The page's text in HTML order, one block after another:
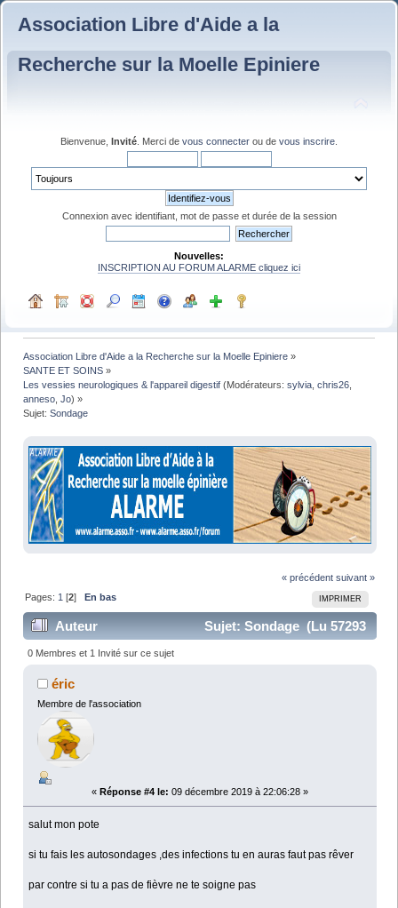
Association Libre d'Aide a la
Recherche sur la Moelle Epiniere
Bienvenue, Invité . Merci de vous connecter ou de vous inscrire
Connexion avec identifiant, mot de passe et durée de la session
Nouvelles:
INSCRIPTION AU FORUM ALARME cliquez ici
Association Libre d'Aide a la Recherche sur la Moelle Epiniere »
SANTE ET SOINS »
Les vessies neurologiques & l'appareil digestif (Modérateurs:sylvia ,chris26
anneso ,Jo) »
Sujet:Sondage
« précédent suivant »
IMPRIMER
Pages: 1 [2] En bas
Auteur
Sujet: Sondage (Lu 57293
fois)
0 Membres et 1 Invité sur ce sujet
éric
Membre de l'association
« Réponse #4 le: 09 décembre 2019 à 22:06:28 »
salut mon pote
si tu fais les autosondages ,des infections tu en auras faut pas rêver
par contre si tu a pas de fièvre ne te soigne pas